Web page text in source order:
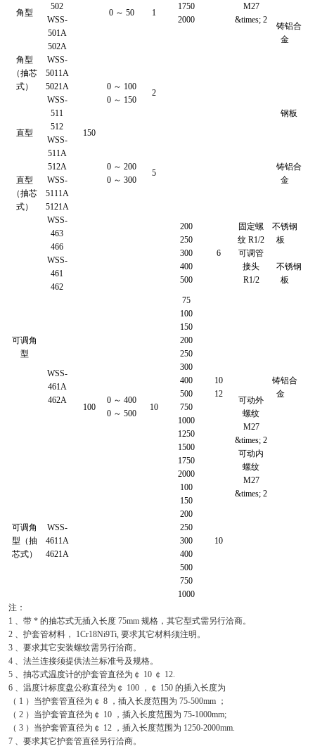
1750
2000
M27
&times; 2
角型
502
0 ～ 50
1
铸铝合
金
WSS-
501A
502A
角型
（抽芯
式）
WSS-
5011A
5021A
150
0 ～ 100
0 ～ 150
2
直型
WSS-
511
512
钢板
WSS-
511A
512A
0 ～ 200
0 ～ 300
5
铸铝合
金
直型
（抽芯
式）
WSS-
5111A
5121A
可调角
型
WSS-
463
466
100
0 ～ 400
0 ～ 500
10
200
250
300
400
500
6
固定螺
纹 R1/2
可调管
接头
R1/2
不锈钢
板
WSS-
461
462
不锈钢
板
WSS-
461A
462A
75
100
150
200
250
300
400
500
750
1000
1250
1500
1750
2000
10
12
可动外
螺纹
M27
&times; 2
可动内
螺纹
M27
&times; 2
铸铝合
金
可调角
型（抽
芯式）
WSS-
4611A
4621A
100
150
200
250
300
400
500
750
1000
10
注：
1 、带 * 的抽芯式无插入长度 75mm 规格，其它型式需另行洽商。
2 、护套管材料， 1Cr18Ni9Ti, 要求其它材料须注明。
3 、要求其它安装螺纹需另行洽商。
4 、法兰连接须提供法兰标准号及规格。
5 、抽芯式温度计的护套管直径为￠ 10 ￠ 12.
6 、温度计标度盘公称直径为￠ 100 ，￠ 150 的插入长度为
（ 1 ）当护套管直径为￠ 8 ，插入长度范围为 75-500mm ；
（ 2 ）当护套管直径为￠ 10 ，插入长度范围为 75-1000mm;
（ 3 ）当护套管直径为￠ 12 ，插入长度范围为 1250-2000mm.
7 、要求其它护套管直径另行洽商。